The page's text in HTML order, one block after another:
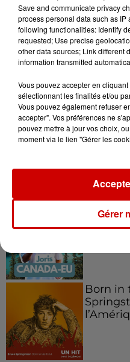
en jet
Podcasts
Kelly
Born in
Save and communicate privacy
process personal data such as
following functionalities: Identify
requested; Use precise
other data sources; Link different
information transmitted
Vous pouvez accepter en
sélectionnant les finalités et/ou
Vous pouvez également refuser
accepter". Vos préférences ne
pouvez mettre à jour vos choix,
moment via le lien "Gérer les
Gérer